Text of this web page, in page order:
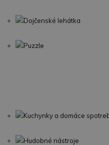
Dojčenské lehátka
Puzzle
Kuchynky a domáce
Hudobné nástroje